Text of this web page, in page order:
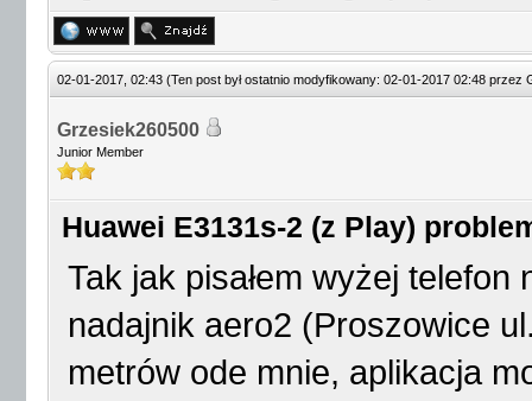
02-01-2017, 02:43 (Ten post był ostatnio modyfikowany: 02-01-2017 02:48 przez
Grzesiek260500
Junior Member
Huawei E3131s-2 (z Play)
Tak jak pisałem wyżej telefon
nadajnik aero2 (Proszowice
metrów ode mnie, aplikacja